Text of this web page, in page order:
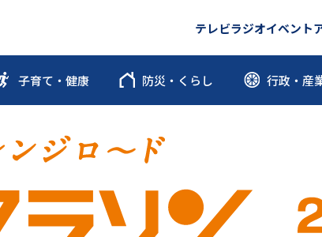
テレビラジオイベント
子育て・健康 防災・くらし 行政・産